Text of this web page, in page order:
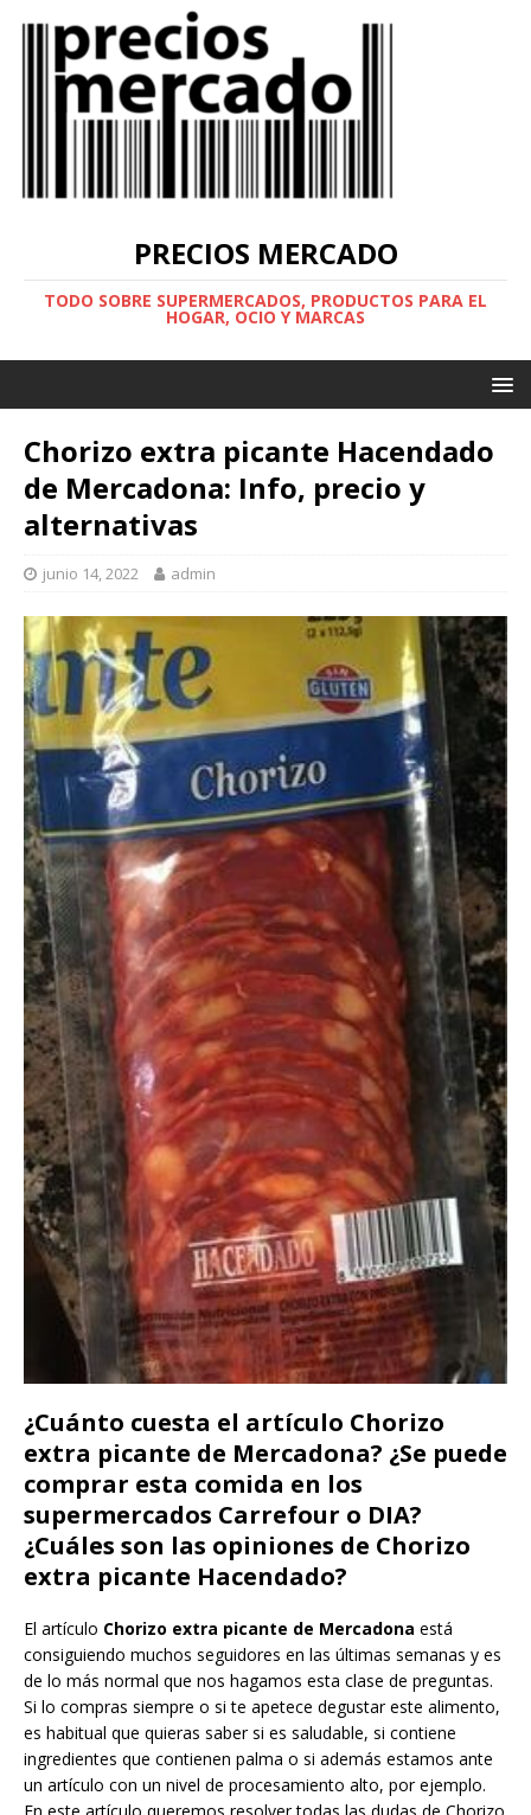
PRECIOS MERCADO
TODO SOBRE SUPERMERCADOS, PRODUCTOS PARA EL
HOGAR, OCIO Y MARCAS
Chorizo extra picante Hacendado
de Mercadona: Info, precio y
alternativas
junio 14, 2022 admin
¿Cuánto cuesta el artículo Chorizo
extra picante de Mercadona? ¿Se puede
comprar esta comida en los
supermercados Carrefour o DIA?
¿Cuáles son las opiniones de Chorizo
extra picante Hacendado?
El artículo Chorizo extra picante de Mercadona está
consiguiendo muchos seguidores en las últimas semanas y es
de lo más normal que nos hagamos esta clase de preguntas.
Si lo compras siempre o si te apetece degustar este alimento,
es habitual que quieras saber si es saludable, si contiene
ingredientes que contienen palma o si además estamos ante
un artículo con un nivel de procesamiento alto, por ejemplo.
En este artículo queremos resolver todas las dudas de Chorizo